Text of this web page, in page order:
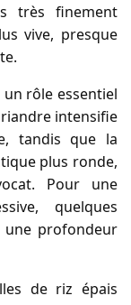
très finement
vive, presque
rôle essentiel
intensifie
tandis que la
plus ronde,
Pour une
quelques
profondeur
de riz épais